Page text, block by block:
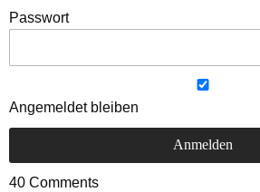
Passwort
Angemeldet bleiben
40 Comments